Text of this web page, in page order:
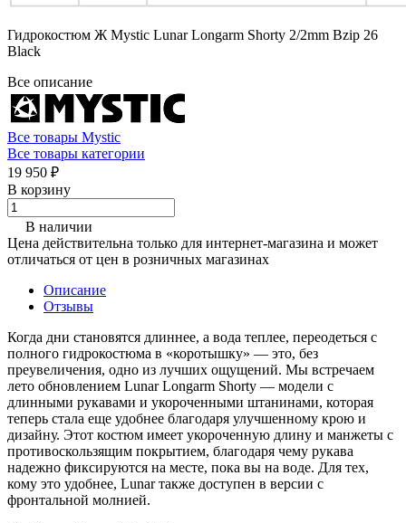
Гидрокостюм Ж Mystic Lunar Longarm Shorty 2/2mm Bzip 26
Black
Все описание
Все товары Mystic
Все товары категории
19 950 ₽
В корзину
В наличии
Цена действительна только для интернет-магазина и может
отличаться от цен в розничных магазинах
Описание
Отзывы
Когда дни становятся длиннее, а вода теплее, переодеться с
полного гидрокостюма в «коротышку» — это, без
преувеличения, одно из лучших ощущений. Мы встречаем
лето обновлением Lunar Longarm Shorty — модели с
длинными рукавами и укороченными штанинами, которая
теперь стала еще удобнее благодаря улучшенному крою и
дизайну. Этот костюм имеет укороченную длину и манжеты с
противоскользящим покрытием, благодаря чему рукава
надежно фиксируются на месте, пока вы на воде. Для тех,
кому это удобнее, Lunar также доступен в версии с
фронтальной молнией.